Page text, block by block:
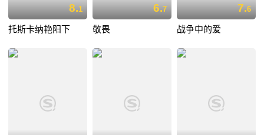
8.1
托斯卡纳艳阳下
6.7
敬畏
7.6
战争中的爱